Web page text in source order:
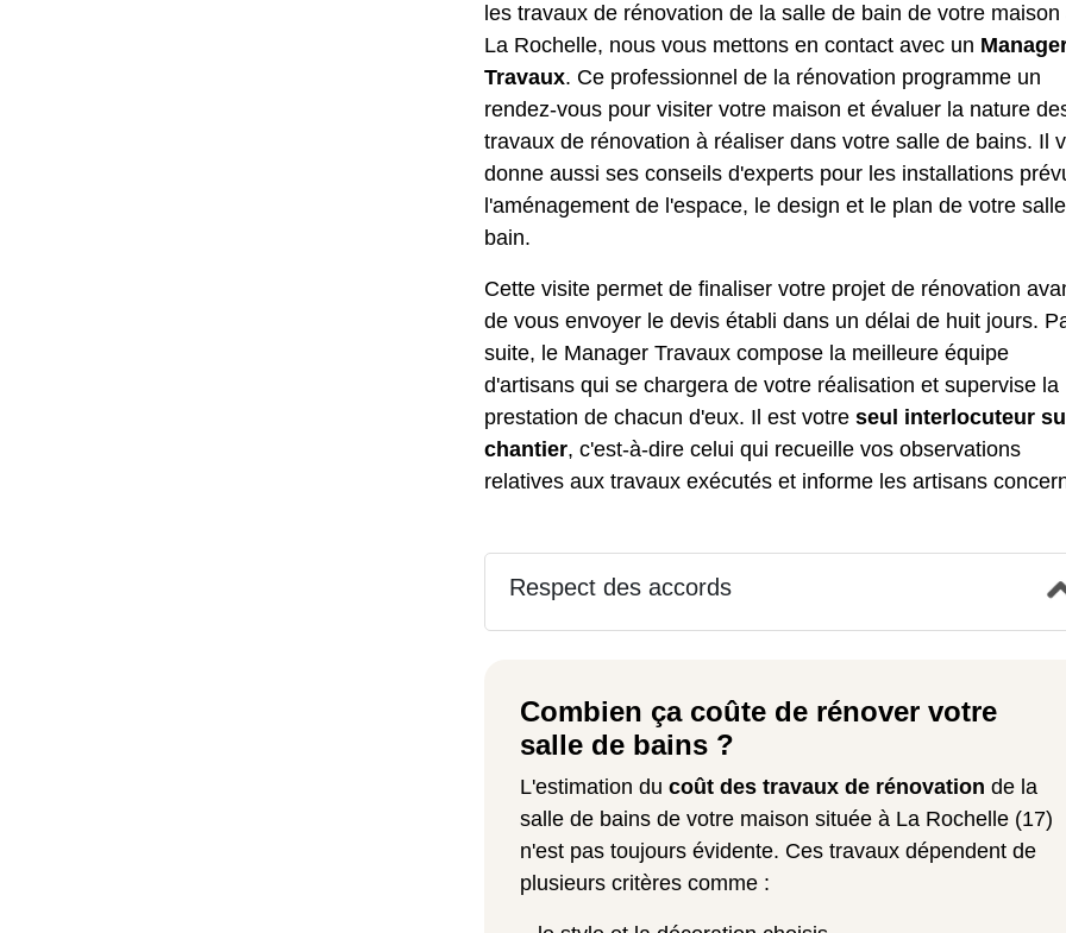
les travaux de rénovation de la salle de bain de votre maison
La Rochelle, nous vous mettons en contact avec un
Travaux. Ce professionnel de la rénovation programme un
rendez-vous pour visiter votre maison et évaluer la nature
travaux de rénovation à réaliser dans votre salle de bains. Il
donne aussi ses conseils d'experts pour les installations
l'aménagement de l'espace, le design et le plan de votre
bain.
Cette visite permet de finaliser votre projet de rénovation
de vous envoyer le devis établi dans un délai de huit jours.
suite, le Manager Travaux compose la meilleure équipe
d'artisans qui se chargera de votre réalisation et supervise la
prestation de chacun d'eux. Il est votre seul interlocuteur
chantier, c'est-à-dire celui qui recueille vos observations
relatives aux travaux exécutés et informe les artisans
Respect des accords
Combien ça coûte de rénover votre
salle de bains ?
L'estimation du coût des travaux de rénovation de la
salle de bains de votre maison située à La Rochelle (17)
n'est pas toujours évidente. Ces travaux dépendent de
plusieurs critères comme :